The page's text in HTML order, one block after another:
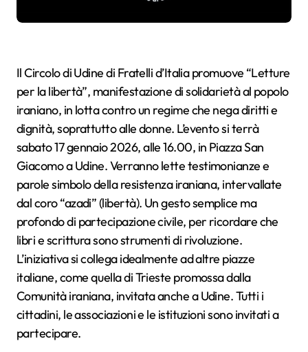
Il Circolo di Udine di Fratelli d’Italia promuove “Letture
per la libertà”, manifestazione di solidarietà al popolo
iraniano, in lotta contro un regime che nega diritti e
dignità, soprattutto alle donne. L’evento si terrà
sabato 17 gennaio 2026, alle 16.00, in Piazza San
Giacomo a Udine. Verranno lette testimonianze e
parole simbolo della resistenza iraniana, intervallate
dal coro “azadi” (libertà). Un gesto semplice ma
profondo di partecipazione civile, per ricordare che
libri e scrittura sono strumenti di rivoluzione.
L’iniziativa si collega idealmente ad altre piazze
italiane, come quella di Trieste promossa dalla
Comunità iraniana, invitata anche a Udine. Tutti i
cittadini, le associazioni e le istituzioni sono invitati a
partecipare.